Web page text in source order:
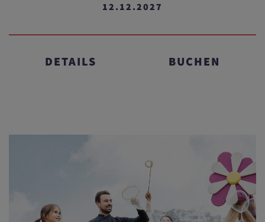
12.12.2027
DETAILS BUCHEN